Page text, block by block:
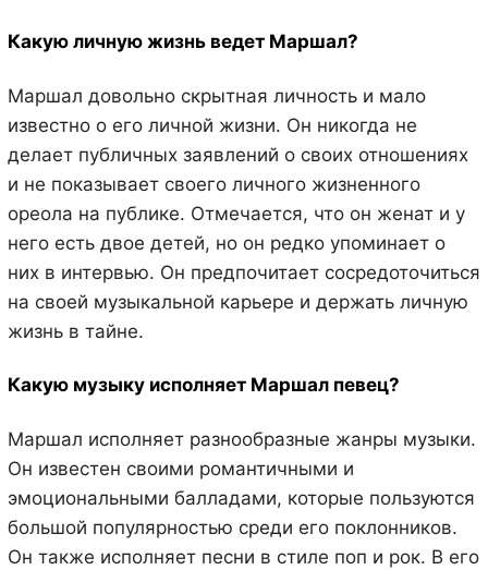
Какую личную жизнь ведет Маршал?
Маршал довольно скрытная личность и мало
известно о его личной жизни. Он никогда не
делает публичных заявлений о своих отношениях
и не показывает своего личного жизненного
ореола на публике. Отмечается, что он женат и у
него есть двое детей, но он редко упоминает о
них в интервью. Он предпочитает сосредоточиться
на своей музыкальной карьере и держать личную
жизнь в тайне.
Какую музыку исполняет Маршал певец?
Маршал исполняет разнообразные жанры музыки.
Он известен своими романтичными и
эмоциональными балладами, которые пользуются
большой популярностью среди его поклонников.
Он также исполняет песни в стиле поп и рок. В его